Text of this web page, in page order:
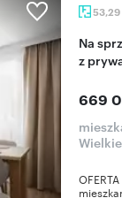
53,29
Na sprzedaż przestronne 3-pokojowe mieszkanie
z
669